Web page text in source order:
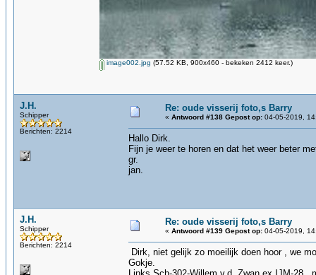
image002.jpg (57.52 KB, 900x460 - bekeken 2412 keer.)
J.H.
Schipper
Berichten: 2214
Re: oude visserij foto,s Barry
« Antwoord #138 Gepost op: 04-05-2019,
Hallo Dirk.
Fijn je weer te horen en dat het weer beter
gr.
jan.
J.H.
Schipper
Berichten: 2214
Re: oude visserij foto,s Barry
« Antwoord #139 Gepost op: 04-05-2019,
Dirk, niet gelijk zo moeilijk doen hoor , we
Gokje.